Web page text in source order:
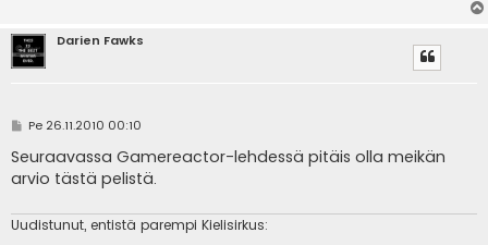
Darien Fawks
V
e
s
t
Pe 26.11.2010 00:10
Seuraavassa Gamereactor-lehdessä pitäis olla meikän
arvio tästä pelistä.
Uudistunut, entistä parempi Kielisirkus: